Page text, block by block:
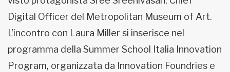
Digital Officer del Metropolitan Museum of Art.
L’incontro con Laura Miller si inserisce nel
programma della Summer School Italia Innovation
Program, organizzata da Innovation Foundries e